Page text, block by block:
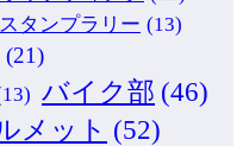
スタンプラリー (13)
(21)
バイク部 (46)
メット (52)